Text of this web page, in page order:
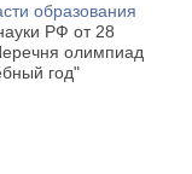
образования
РФ от 28
олимпиад
год"